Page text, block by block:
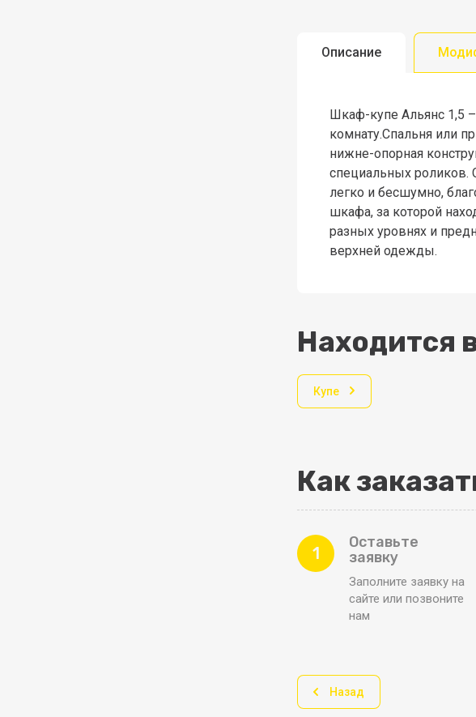
Описание
Шкаф-купе Альянс 1,5
комнату.Спальня или
нижне-опорная
специальных
легко и бесшумно,
шкафа, за которой
разных уровнях и
верхней одежды.
Находится
Купе
Как
1
Оставьте
заявку
Заполните заявку на
сайте или позвоните
нам
Назад